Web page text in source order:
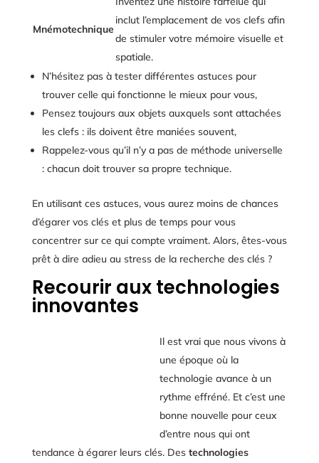
Mnémotechnique
inclut l’emplacement de vos clefs afin
de stimuler votre mémoire visuelle et
spatiale.
N’hésitez pas à tester différentes astuces pour
trouver celle qui fonctionne le mieux pour vous,
Pensez toujours aux objets auxquels sont attachées
les clefs : ils doivent être maniées souvent,
Rappelez-vous qu’il n’y a pas de méthode universelle
: chacun doit trouver sa propre technique.
En utilisant ces astuces, vous aurez moins de chances
d’égarer vos clés et plus de temps pour vous
concentrer sur ce qui compte vraiment. Alors, êtes-vous
prêt à dire adieu au stress de la recherche des clés ?
Recourir aux technologies
innovantes
Il est vrai que nous vivons à
une époque où la
technologie avance à un
rythme effréné. Et c’est une
bonne nouvelle pour ceux
d’entre nous qui ont
tendance à égarer leurs clés. Des technologies